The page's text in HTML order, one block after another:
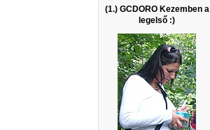
(1.) GCDORO Kezemben a
legelső :)